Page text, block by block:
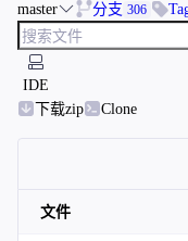
master 分支 306
IDE
下载zip
Clone
文件